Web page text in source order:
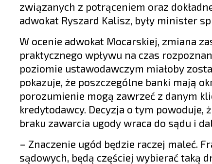
związanych z potrąceniem oraz
adwokat Ryszard Kalisz, były minister
W ocenie adwokat Mocarskiej, zmiana
praktycznego wpływu na czas
poziomie ustawodawczym miałoby
pokazuje, że poszczególne banki mają
porozumienie mogą zawrzeć z danym
kredytodawcy. Decyzja o tym powoduje,
braku zawarcia ugody wraca do sądu i
– Znaczenie ugód będzie raczej maleć.
sądowych, będą częściej wybierać taką